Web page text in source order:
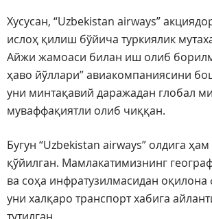
Хусусан, “Uzbekistan airways”
ислоҳ қилиш бўйича туркиялик
Айжи жамоаси билан иш олиб
ҳаво йўллари” авиакомпаниясини
уни минтақавий даражадан глобал
муваффақиятли олиб чиққан.
Бугун “Uzbekistan airways” олдига
қўйилган. Мамлакатимизнинг
ва соҳа инфратузилмасидан
уни халқаро транспорт хабига